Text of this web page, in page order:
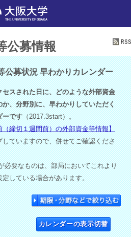
公募情報
公募状況 早わかりカレンダー
スされた日に、どのような外部資金
か、分野別に、早わかりしていただく
ーです（2017.3start）。
（締切１週間前）の外部資金等情報】
していますので、併せてご確認くださ
要なものは、部局においてこれより
定している場合があります。
カレンダーの表示切替